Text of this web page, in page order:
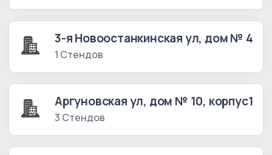
3-я Новоостанкинская ул, дом № 4
1 Стендов
Аргуновская ул, дом № 10, корпус1
3 Стендов